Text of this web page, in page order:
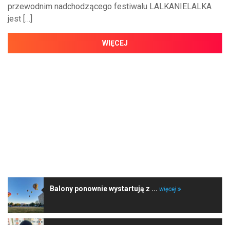
przewodnim nadchodzącego festiwalu LALKANIELALKA
jest […]
WIĘCEJ
Balony ponownie wystartują z ... więcej